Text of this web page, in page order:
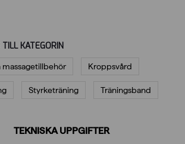
KATEGORIN
massagetillbehör Kroppsvård
Styrketräning Träningsband
TEKNISKA UPPGIFTER